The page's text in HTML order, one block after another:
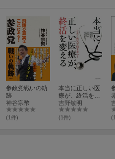
参政党戦いの軌
跡
神谷宗幣
(1件)
本当に正しい医
療が、終活を変
える
吉野敏明
(1件)